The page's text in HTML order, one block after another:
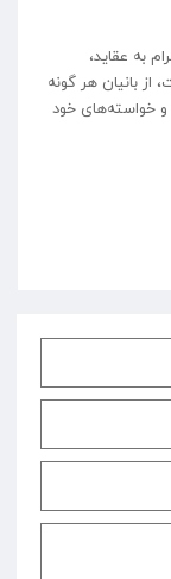
به عقاید،
بانیان هر گونه
و خواسته‌های خود